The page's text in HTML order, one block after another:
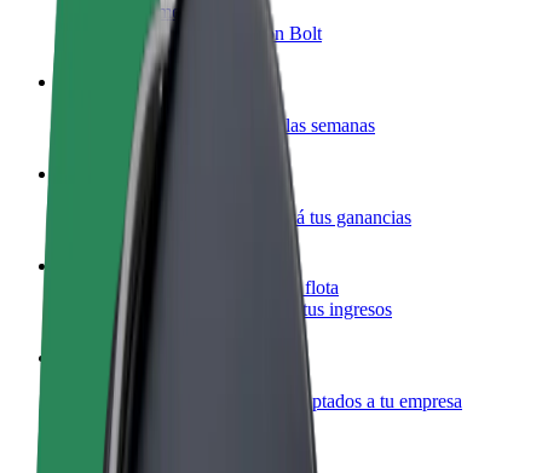
Colaborar como conductor
Gana dinero colaborando con Bolt
Colaborar como repartidor
Repartí comida y cobrá todas las semanas
Añadir un restaurante o tienda
Llegá a más clientes y maximizá tus ganancias
Registrarse como propietario de flota
Añadí tu flota a Bolt y potenciá tus ingresos
Bolt para empresas
Productos y servicios de Bolt adaptados a tu empresa